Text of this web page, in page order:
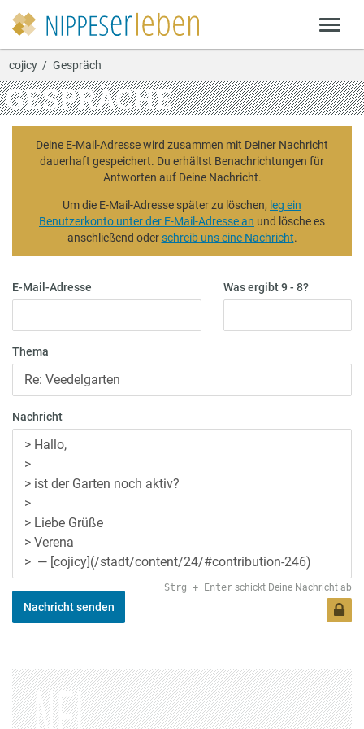
cojicy Gespräch
GESPRÄCHE
Deine E-Mail-Adresse wird zusammen mit Deiner Nachricht
dauerhaft gespeichert. Du erhältst Benachrichtungen für
Antworten auf Deine Nachricht.
Um die E-Mail-Adresse später zu löschen, leg ein
Benutzerkonto unter der E-Mail-Adresse an und lösche es
anschließend oderschreib uns eine Nachricht.
E-Mail-Adresse Was ergibt 9 - 8?
Thema
Nachricht
Strg + Enter schickt Deine Nachricht ab
Nachricht senden